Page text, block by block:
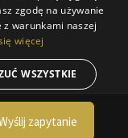
zapytanie
zgodę na używanie
warunkami naszej
więcej
WSZYSTKIE